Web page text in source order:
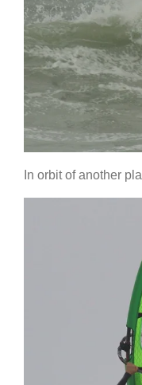
In orbit of another